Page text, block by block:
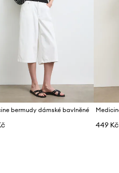
bermudy dámské bavlněné
449 Kč